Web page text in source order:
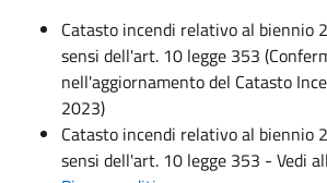
Catasto incendi relativo al biennio
sensi dell'art. 10 legge 353
nell'aggiornamento del Catasto
2023)
Catasto incendi relativo al biennio
sensi dell'art. 10 legge 353 - Vedi